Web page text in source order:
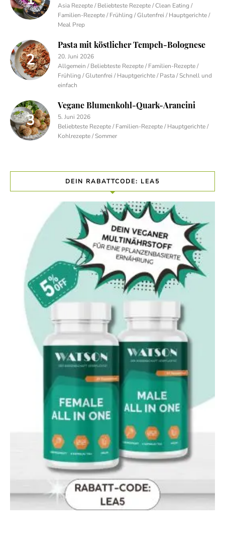
Asia Rezepte / Beliebteste Rezepte / Clean Eating /
Familien-Rezepte / Frühling / Glutenfrei / Hauptgerichte /
Meal Prep
Pasta mit köstlicher Tempeh-Bolognese
20. Juni 2026
Allgemein / Beliebteste Rezepte / Familien-Rezepte /
Frühling / Glutenfrei / Hauptgerichte / Pasta / Schnell und
einfach
Vegane Blumenkohl-Quark-Arancini
5. Juni 2026
Beliebteste Rezepte / Familien-Rezepte / Hauptgerichte /
Kohlrezepte / Sommer
DEIN RABATTCODE: LEA5